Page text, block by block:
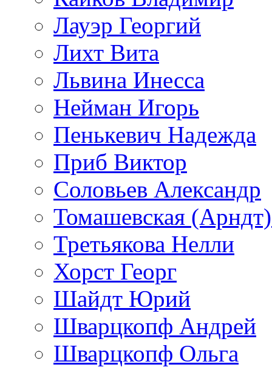
Лауэр Георгий
Лихт Вита
Львина Инесса
Нейман Игорь
Пенькевич Надежда
Приб Виктор
Соловьев Александр
Томашевская
Третьякова Нелли
Хорст Георг
Шайдт Юрий
Шварцкопф Андрей
Шварцкопф Ольга